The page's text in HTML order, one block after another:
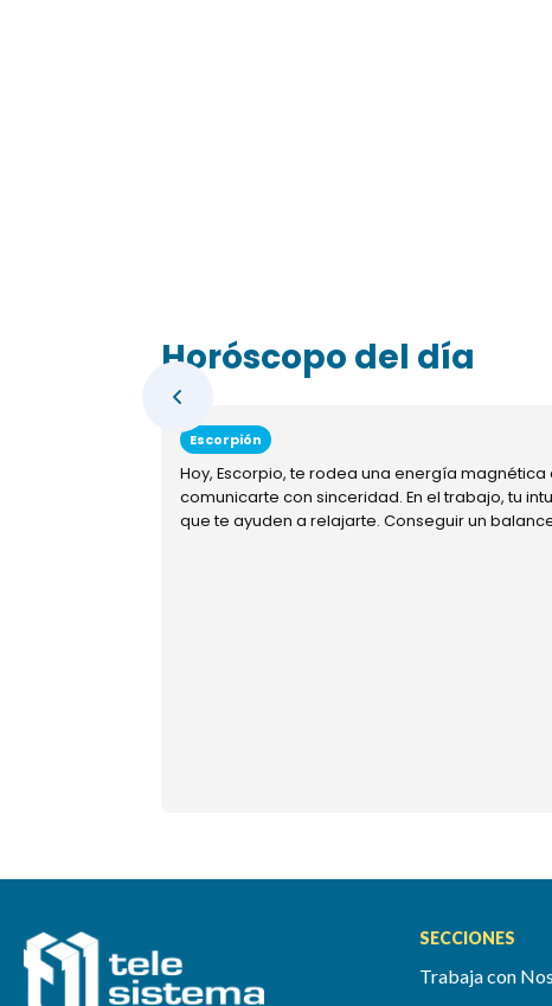
Horóscopo del día
Escorpión
Hoy, Escorpio, te rodea una energía
comunicarte con sinceridad. En el trabajo, tu
que te ayuden a relajarte. Conseguir un
SECCIONES
Trabaja con